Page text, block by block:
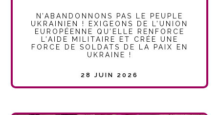
N’ABANDONNONS PAS LE PEUPLE
UKRAINIEN ! EXIGEONS DE L’UNION
EUROPÉENNE QU’ELLE RENFORCE
L’AIDE MILITAIRE ET CRÉE UNE
FORCE DE SOLDATS DE LA PAIX EN
UKRAINE !
28 JUIN 2026